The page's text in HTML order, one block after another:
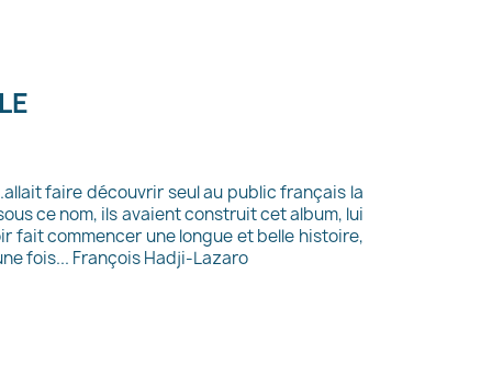
faire découvrir seul au public français la
ce nom, ils avaient construit cet album, lui
fait commencer une longue et belle histoire,
fois... François Hadji-Lazaro